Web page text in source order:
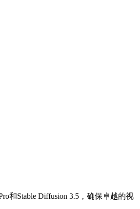
和Stable Diffusion 3.5，确保卓越的视